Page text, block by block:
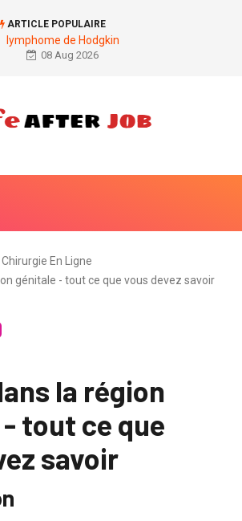
ARTICLE POPULAIRE
lymphome de Hodgkin
08 Aug 2026
Chirurgie En Ligne
génitale - tout ce que vous devez savoir
la région
tout ce que
savoir